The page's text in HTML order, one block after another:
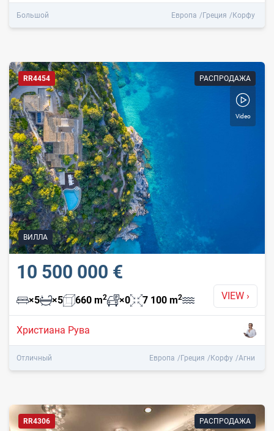
Большой Европа Греция Корфу
VIEW ›
10 500 000 €
×5 ×5 660 m2 ×0 7 100 m2
Христиана Рува
Отличный Европа Греция Корфу Агни
RR4454 РАСПРОДАЖА
Video
ВИЛЛА
RR4306 РАСПРОДАЖА